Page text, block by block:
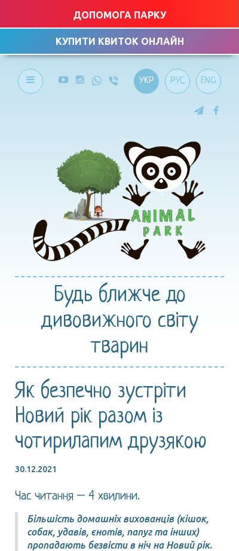
ДОПОМОГА ПАРКУ
КУПИТИ КВИТОК ОНЛАЙН
ENG
РУС
УКР
Будь ближчедо
дивовижного світу
тварин
Як безпечно зустріти
Новий рік разом із
чотирилапим друзякою
30.12.2021
Час читання – 4 хвилини.
Більшість домашніх вихованців (кішок,
собак, удавів, єнотів, папуг та інших)
пропадають безвісти в ніч на Новий рік.